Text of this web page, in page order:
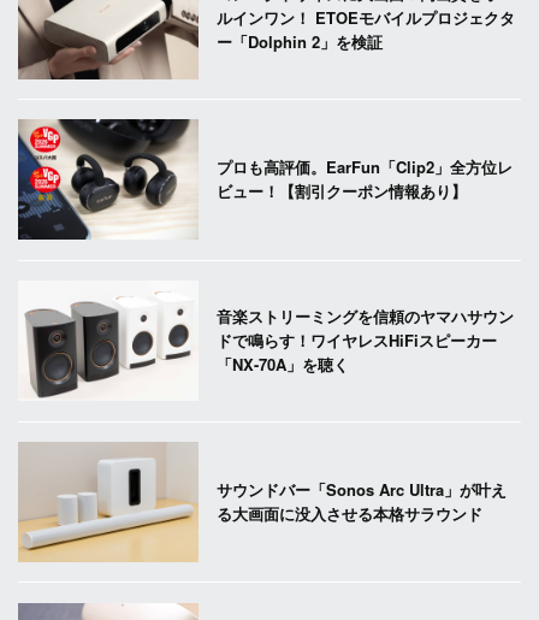
ルインワン！ ETOEモバイルプロジェクタ
ー「Dolphin 2」を検証
プロも高評価。EarFun「Clip2」全方位レ
ビュー！【割引クーポン情報あり】
音楽ストリーミングを信頼のヤマハサウン
ドで鳴らす！ワイヤレスHiFiスピーカー
「NX-70A」を聴く
サウンドバー「Sonos Arc Ultra」が叶え
る大画面に没入させる本格サラウンド